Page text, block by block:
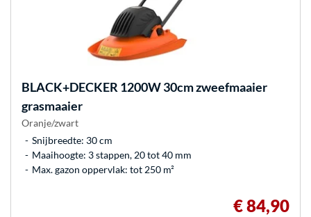
BLACK+DECKER 1200W 30cm zweefmaaier
grasmaaier
Oranje/zwart
Snijbreedte: 30 cm
Maaihoogte: 3 stappen, 20 tot 40 mm
Max. gazon oppervlak: tot 250 m²
€ 84,90